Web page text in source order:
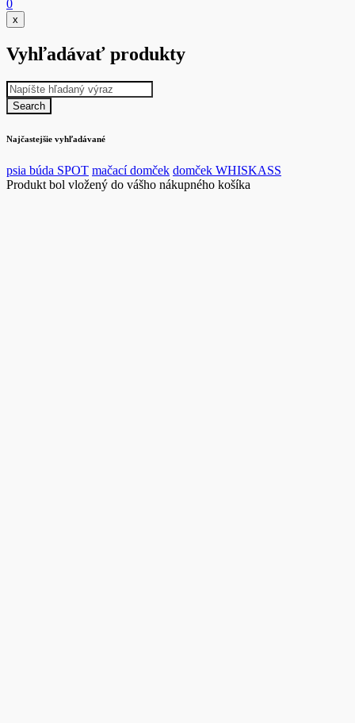
0
x
Vyhľadávať produkty
Najčastejšie vyhľadávané
psia búda SPOT mačací domček domček WHISKASS
Produkt bol vložený do vášho nákupného košíka